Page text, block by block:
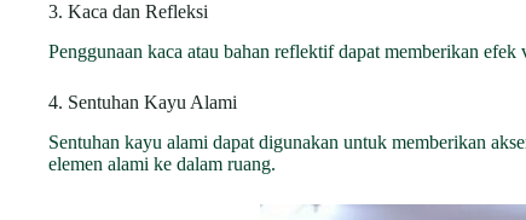
3. Kaca dan Refleksi
Penggunaan kaca atau bahan reflektif dapat memberikan
4. Sentuhan Kayu Alami
Sentuhan kayu alami dapat digunakan untuk memberikan
elemen alami ke dalam ruang.